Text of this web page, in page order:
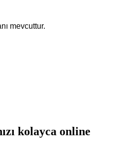
mevcuttur.
kolayca online